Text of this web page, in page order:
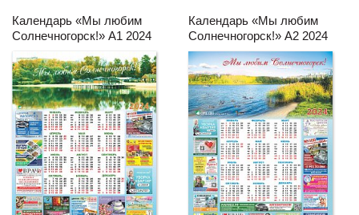
Календарь «Мы любим
Солнечногорск!» А1 2024
Календарь «Мы любим
Солнечногорск!» А2 2024